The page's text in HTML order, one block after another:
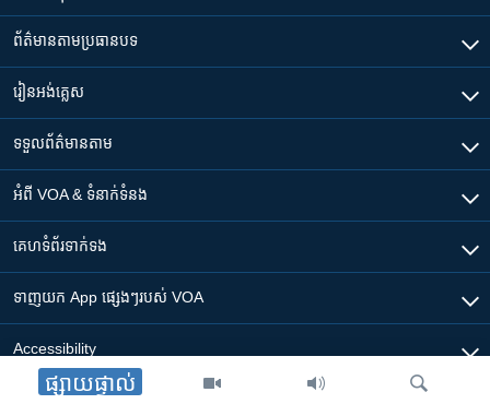
ផ្សាយផ្ទាល់
ព័ត៌មាន​តាមប្រធានបទ​
រៀន​​អង់គ្លេស
ទទួល​ព័ត៌មាន​តាម
អំពី​ VOA & ទំនាក់ទំនង
គេហទំព័រ​​ទាក់ទង
ទាញយក​ App ផ្សេងៗ​របស់​ VOA
Accessibility